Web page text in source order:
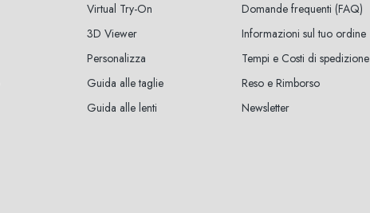
Virtual Try-On
3D Viewer
Personalizza
Guida alle taglie
Guida alle lenti
Domande frequenti (FAQ)
Informazioni sul tuo ordine
Tempi e Costi di spedizione
Reso e Rimborso
Newsletter